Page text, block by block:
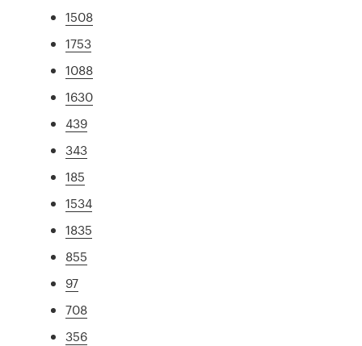
1508
1753
1088
1630
439
343
185
1534
1835
855
97
708
356